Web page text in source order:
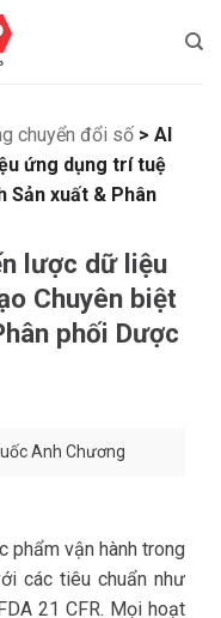
chuyển đổi số > AI
ứng dụng trí tuệ
Sản xuất & Phân
lược dữ liệu
Chuyên biệt
phối Dược
Anh Chương
phẩm vận hành trong
các tiêu chuẩn như
21 CFR. Mọi hoạt